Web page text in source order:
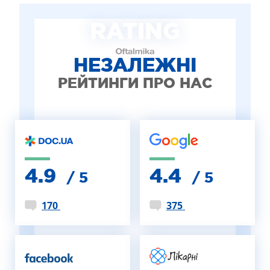
ДИТЯЧА ОФТАЛЬМОЛОГІЯ
ЛІКУВАННЯ ЗАХВОРЮВАНЬ СІТКІВКИ
ЕСТЕТИЧНА ХІРУРГІЯ
НЕЗАЛЕЖНІ
РЕЙТИНГИ ПРО НАС
4.9 / 5
170
4.4 / 5
375